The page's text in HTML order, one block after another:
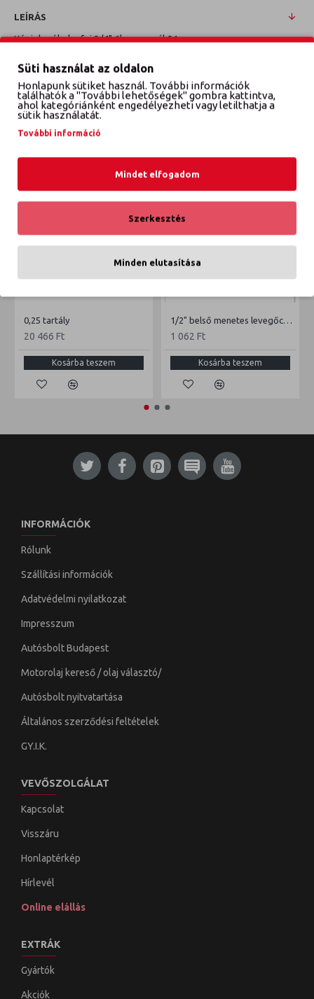
LEÍRÁS
Kézi dugókulcsfej 3/4" 6lap normál 21mm
VÉLEMÉNYEK
0,25 tartály
20 466 Ft
Kosárba teszem
1/2" belső menetes levegőcsatlakozó
1 062 Ft
Kosárba teszem
INFORMÁCIÓK
Rólunk
Szállítási információk
Adatvédelmi nyilatkozat
Impresszum
Autósbolt Budapest
Motorolaj kereső / olaj választó/
Autósbolt nyitvatartása
Általános szerződési feltételek
GY.I.K.
VEVŐSZOLGÁLAT
Kapcsolat
Visszáru
Honlaptérkép
Hírlevél
Online elállás
EXTRÁK
Gyártók
Akciók
Süti használat az oldalon
Honlapunk sütiket használ. További információk
találhatók a "További lehetőségek" gombra kattintva,
ahol kategóriánként engedélyezheti vagy letilthatja a
sütik használatát.
További információ
Mindet elfogadom
Szerkesztés
Minden elutasítása